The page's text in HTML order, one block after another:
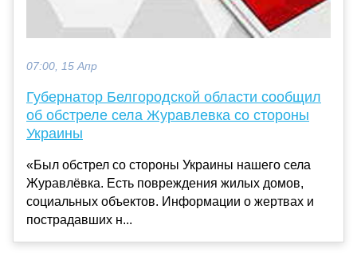
07:00, 15 Апр
Губернатор Белгородской области сообщил
об обстреле села Журавлевка со стороны
Украины
«Был обстрел со стороны Украины нашего села
Журавлёвка. Есть повреждения жилых домов,
социальных объектов. Информации о жертвах и
пострадавших н...